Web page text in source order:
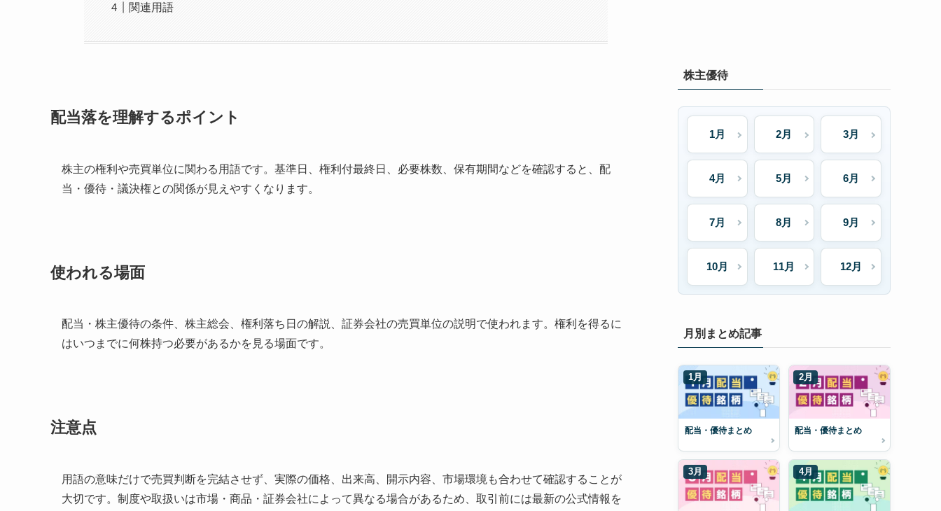
関連用語
配当落を理解するポイント
株主の権利や売買単位に関わる用語です。基準日、権利付最終日、必要株数、保有期間などを確認すると、配
当・優待・議決権との関係が見えやすくなります。
使われる場面
配当・株主優待の条件、株主総会、権利落ち日の解説、証券会社の売買単位の説明で使われます。権利を得るに
はいつまでに何株持つ必要があるかを見る場面です。
注意点
用語の意味だけで売買判断を完結させず、実際の価格、出来高、開示内容、市場環境も合わせて確認することが
大切です。制度や取扱いは市場・商品・証券会社によって異なる場合があるため、取引前には最新の公式情報を
株主優待
1月 2月 3月
4月 5月 6月
7月 8月 9月
10月 11月 12月
月別まとめ記事
1月
配当・優待まとめ
2月
配当・優待まとめ
3月 4月